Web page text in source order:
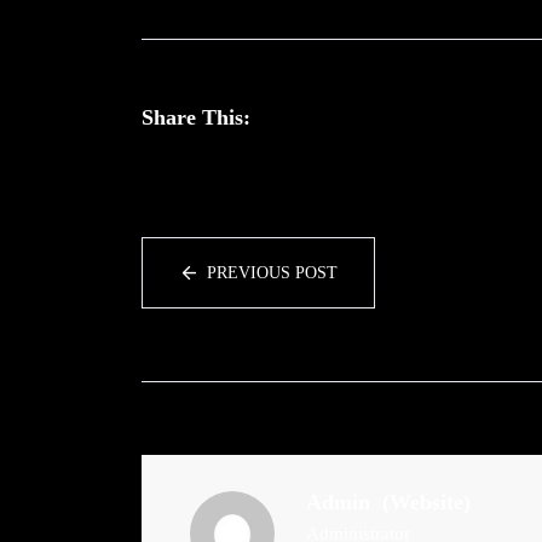
Share This:
PREVIOUS POST